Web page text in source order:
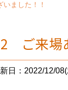
ました！！
ご来場
日：2022/12/